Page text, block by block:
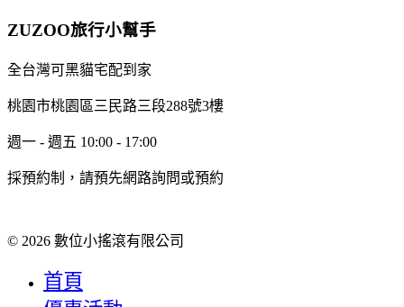
ZUZOO旅行小幫手
全台灣可黑貓宅配到家
桃園市桃園區三民路三段288號3樓
週一 - 週五 10:00 - 17:00
採預約制，請預先網路詢問或預約
© 2026 數位小搖滾有限公司
首頁